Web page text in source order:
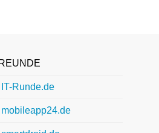
IT-Runde.de
mobileapp24.de